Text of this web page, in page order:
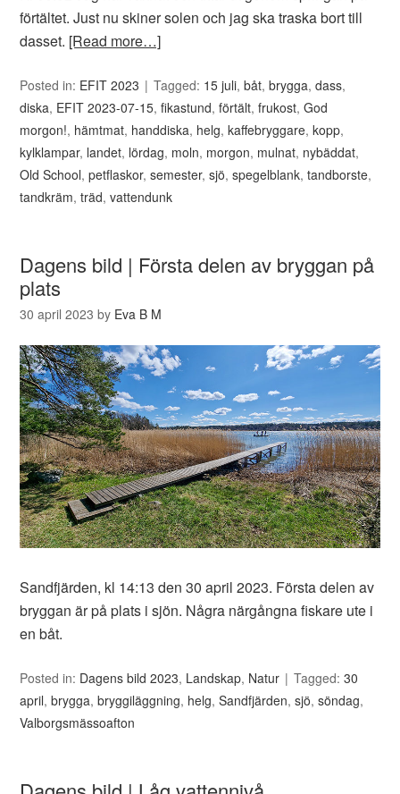
förtältet. Just nu skiner solen och jag ska traska bort till
dasset. [Read more…]
Posted in: EFIT 2023 Tagged: 15 juli,båt,brygga,dass,
diska, EFIT 2023-07-15,fikastund,förtält,frukost,God
morgon!, hämtmat, handdiska, helg,kaffebryggare,kopp,
kylklampar, landet, lördag, moln, morgon, mulnat, nybäddat,
Old School,petflaskor,semester,sjö,spegelblank,tandborste,
tandkräm,träd,vattendunk
Dagens bild | Första delen av bryggan på
plats
30 april 2023 by Eva B M
Sandfjärden, kl 14:13 den 30 april 2023. Första delen av
bryggan är på plats i sjön. Några närgångna fiskare ute i
en båt.
Posted in: Dagens bild 2023, Landskap, Natur Tagged:30
april,brygga,bryggiläggning, helg,Sandfjärden,sjö,söndag,
Valborgsmässoafton